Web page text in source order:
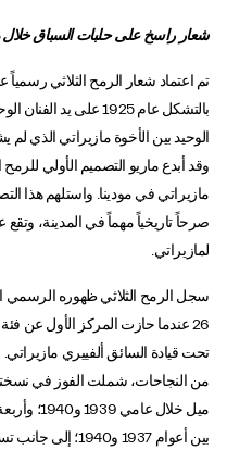
شعار راسخ على حلبات السباق خلال
بالتشكل عام 1925 على
الوحيد بين الأخوة مازيراتي الذي
وقد أبدع ماريو التصميم الأولي
مازيراتي في مودينا. واستلهم هذا
صرحاً تاريخياً مهماً في المدينة،
لمازيراتي.
سجل الرمح الثلاثي ظهوره الرسمي
تحت قيادة السائق ألفييري
ميل خلال